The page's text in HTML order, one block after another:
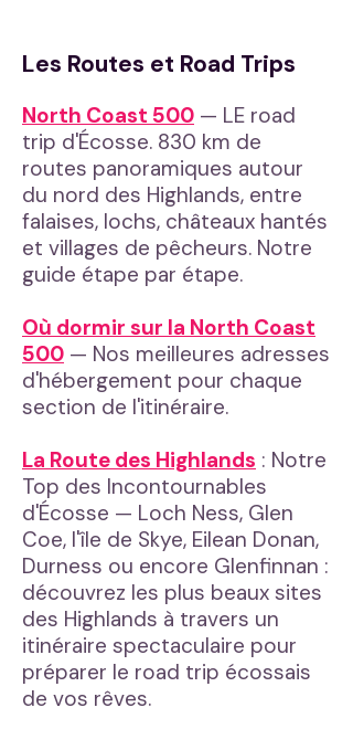
Les Routes et Road Trips
North Coast 500 — LE road
trip d'Écosse. 830 km de
routes panoramiques autour
du nord des Highlands, entre
falaises, lochs, châteaux hantés
et villages de pêcheurs. Notre
guide étape par étape.
Où dormir sur la North Coast
500 — Nos meilleures adresses
d'hébergement pour chaque
section de l'itinéraire.
La Route des Highlands : Notre
Top des Incontournables
d'Écosse — Loch Ness, Glen
Coe, l'île de Skye, Eilean Donan,
Durness ou encore Glenfinnan :
découvrez les plus beaux sites
des Highlands à travers un
itinéraire spectaculaire pour
préparer le road trip écossais
de vos rêves.